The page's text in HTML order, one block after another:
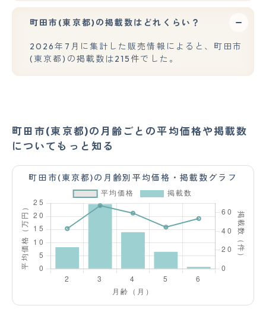
町田市(東京都)の掲載数はどれくらい？
2026年7月に集計した販売情報によると、町田市
(東京都)の掲載数は215件でした。
町田市(東京都)の月齢ごとの平均価格や掲載数
についてもっと知る
町田市(東京都)の月齢別平均価格・掲載数グラフ